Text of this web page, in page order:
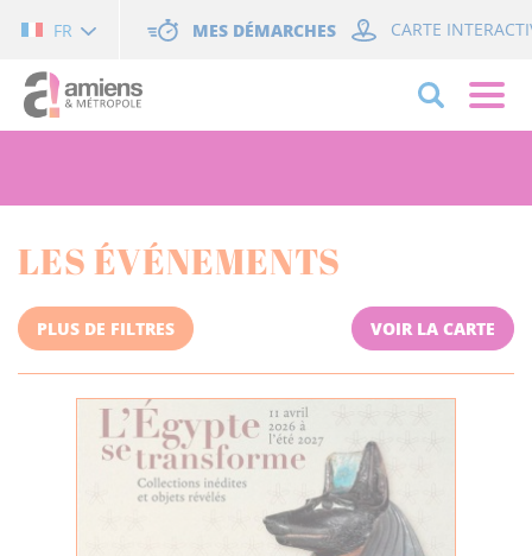
FR MES DÉMARCHES CARTE
LES ÉVÉNEMENTS
PLUS DE FILTRES VOIR LA CARTE